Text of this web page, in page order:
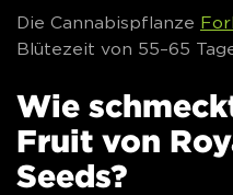
Die Cannabispflanze
Blütezeit von 55–65
Wie
Fruit von
Seeds?